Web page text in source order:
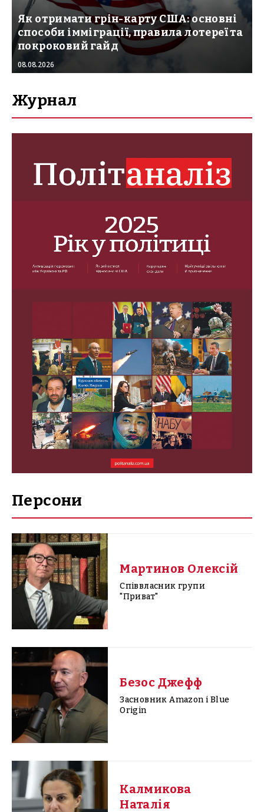
Як отримати грін-карту США: основні
способи імміграції, правила лотереї та
покроковий гайд
08.08.2026
Журнал
Персони
Мартинов Олексій
Співвласник групи
"Приват"
Безос Джефф
Засновник Amazon і Blue
Origin
Калмикова
Наталія